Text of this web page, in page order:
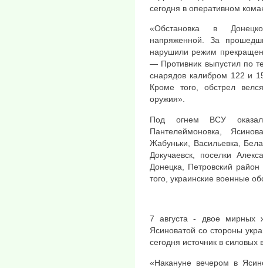
сегодня в оперативном
«Обстановка в
напряженной. За
нарушили режим
— Противник выпустил по
снарядов калибром 122 и
Кроме того, обстрел
оружия».
Под огнем ВСУ
Пантелеймоновка,
Жабуньки, Васильевка,
Докучаевск, поселки
Донецка, Петровский
того, украинские военные
7 августа - двое мирных
Ясиноватой со стороны
сегодня источник в силовых
«Накануне вечером в